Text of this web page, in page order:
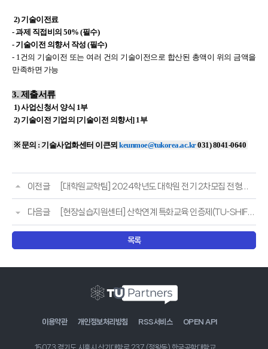
2) 기술이전료
-과제 직접비의 50% (필수)
- 기술이전 의향서 작성 (필수)
- 1건의 기술이전 또는 여러 건의 기술이전으로 합산된 총액이 위의 금액을
만족하면 가능
3. 제출서류
1) 사업신청서 양식 1부
2) 기술이전 기업의 [기술이전 의향서] 1부
※ 문의 : 기술사업화센터 이큰뫼 keunmoe@tukorea.ac.kr031) 8041-0640
이전글 [대학원교학팀] 2024학년도 대학원 전기 2차모집 전형일정
다음글 [현장실습지원센터] 산학연계 특화교육 인증제(TU-SHIFT+)참여기업 모집 안내
목록
이용약관 개인정보처리방침 RSS서비스 OPEN API